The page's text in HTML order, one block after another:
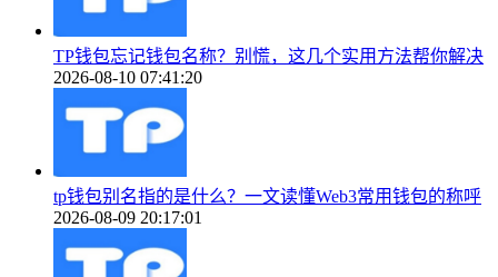
TP钱包忘记钱包名称？别慌，这几个实用方法帮你解决
2026-08-10 07:41:20
tp钱包别名指的是什么？一文读懂Web3常用钱包的称呼
2026-08-09 20:17:01